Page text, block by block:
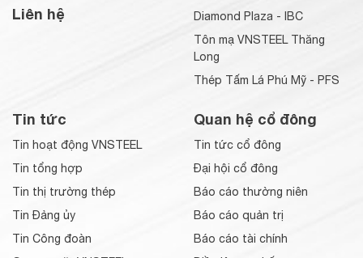
Liên hệ
Diamond Plaza - IBC
Tôn mạ VNSTEEL Thăng
Long
Thép Tấm Lá Phú Mỹ - PFS
Tin tức
Tin hoạt động VNSTEEL
Tin tổng hợp
Tin thị trường thép
Tin Đảng ủy
Tin Công đoàn
Quan hệ cổ đông
Tin tức cổ đông
Đại hội cổ đông
Báo cáo thường niên
Báo cáo quản trị
Báo cáo tài chính